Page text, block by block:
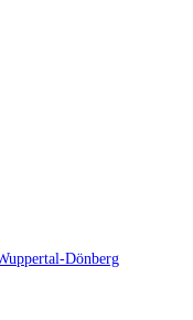
Dönberg